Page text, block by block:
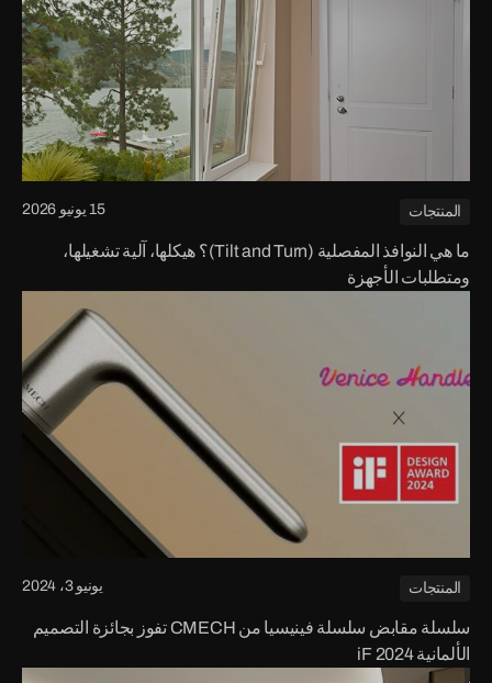
المنتجات 15 يونيو 2026
ما هي النوافذ المفصلية (Tilt and Turn)؟ هيكلها، آلية تشغيلها،
ومتطلبات الأجهزة
المنتجات يونيو 3، 2024
سلسلة مقابض سلسلة فينيسيا من CMECH تفوز بجائزة التصميم
الألمانية iF 2024